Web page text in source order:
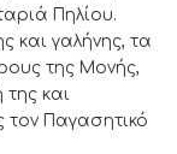
Πηλίου.
και γαλήνης, τα
της Μονής,
της και
Παγασητικό